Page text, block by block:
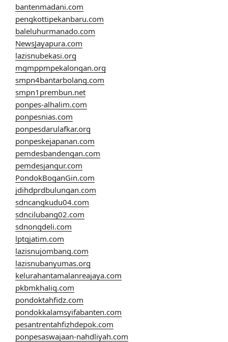
bantenmadani.com
pengkottipekanbaru.com
baleluhurmanado.com
NewsJayapura.com
lazisnubekasi.org
mgmppmpekalongan.org
smpn4bantarbolang.com
smpn1prembun.net
ponpes-alhalim.com
ponpesnias.com
ponpesdarulafkar.org
ponpeskejapanan.com
pemdesbandengan.com
pemdesjangur.com
PondokBoganGin.com
jdihdprdbulungan.com
sdncangkudu04.com
sdncilubang02.com
sdnongdeli.com
lptqjatim.com
lazisnujombang.com
lazisnubanyumas.org
kelurahantamalanreajaya.com
pkbmkhaliq.com
pondoktahfidz.com
pondokkalamsyifabanten.com
pesantrentahfizhdepok.com
ponpesaswajaan-nahdliyah.com